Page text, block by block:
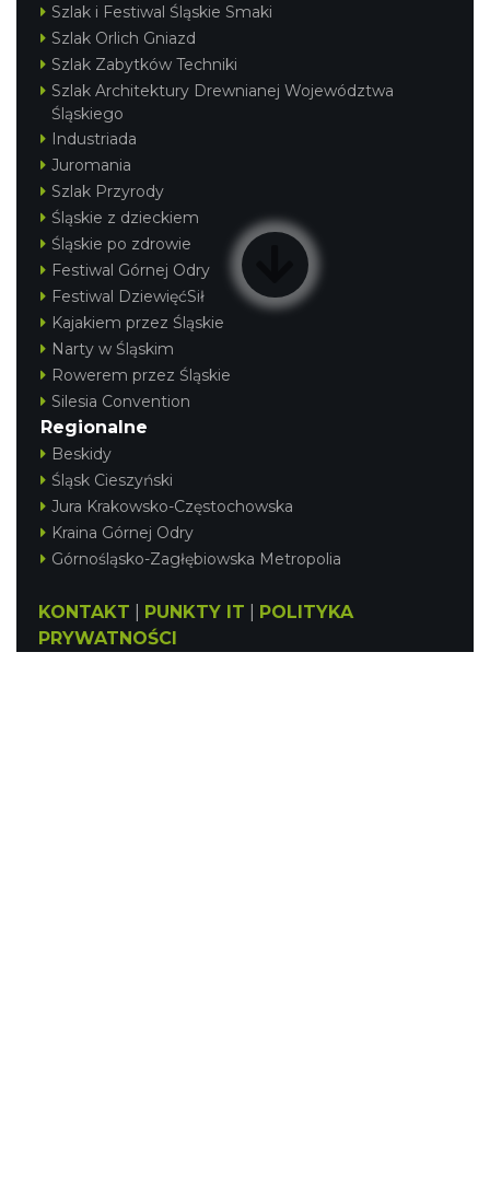
Szlak i Festiwal Śląskie Smaki
Szlak Orlich Gniazd
Szlak Zabytków Techniki
Szlak Architektury Drewnianej Województwa
Śląskiego
Industriada
Juromania
Szlak Przyrody
Śląskie z dzieckiem
Śląskie po zdrowie
Festiwal Górnej Odry
Festiwal DziewięćSił
Kajakiem przez Śląskie
Narty w Śląskim
Rowerem przez Śląskie
Silesia Convention
Regionalne
Beskidy
Śląsk Cieszyński
Jura Krakowsko-Częstochowska
Kraina Górnej Odry
Górnośląsko-Zagłębiowska Metropolia
KONTAKT PUNKTY IT
POLITYKA
PRYWATNOŚCI